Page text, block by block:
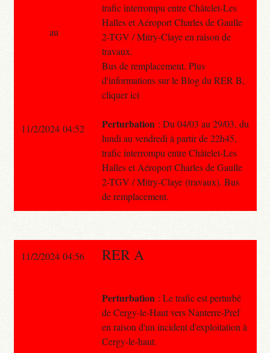
trafic interrompu entre Châtelet-Les
Halles et Aéroport Charles de Gaulle
2-TGV / Mitry-Claye en raison de
travaux.
Bus de remplacement. Plus
d'informations sur le Blog du RER B,
cliquer ici
Perturbation : Du 04/03 au 29/03, du
lundi au vendredi à partir de 22h45,
trafic interrompu entre Châtelet-Les
Halles et Aéroport Charles de Gaulle
2-TGV / Mitry-Claye (travaux). Bus
de remplacement.
au
11/2/2024 04:52
11/2/2024 04:56 RER A
Perturbation : Le trafic est perturbé
de Cergy-le-Haut vers Nanterre-Pref
en raison d'un incident d'exploitation à
Cergy-le-haut.